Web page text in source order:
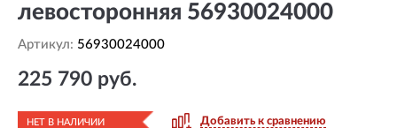
левосторонняя 56930024000
Артикул: 56930024000
225 790 руб.
НЕТ В НАЛИЧИИ Добавить к сравнению